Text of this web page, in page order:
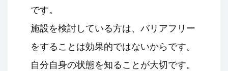
です。
施設を検討している方は、バリアフリー
をすることは効果的ではないからです。
自分自身の状態を知ることが大切です。